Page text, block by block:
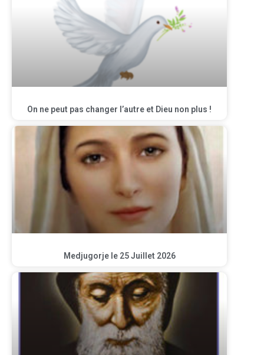
On ne peut pas changer l’autre et Dieu non plus !
Medjugorje le 25 Juillet 2026